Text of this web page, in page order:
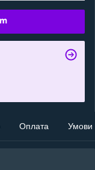
Оплата Умови